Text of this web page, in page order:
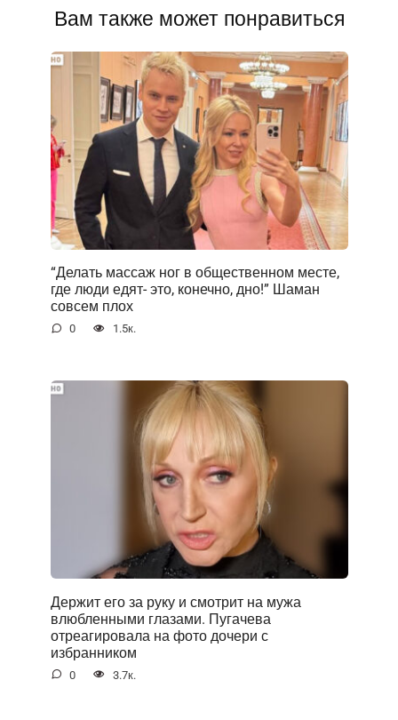
Вам также может понравиться
“Делать массаж ног в общественном месте,
где люди едят- это, конечно, дно!” Шаман
совсем плох
0 1.5к.
Держит его за руку и смотрит на мужа
влюбленными глазами. Пугачева
отреагировала на фото дочери с
избранником
0 3.7к.